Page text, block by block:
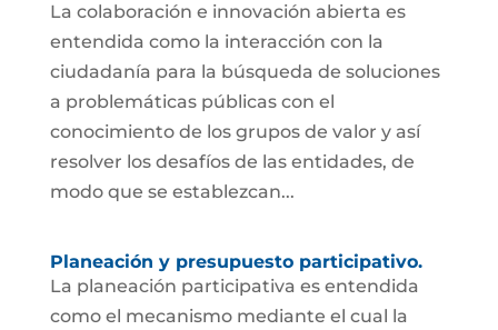
La colaboración e innovación abierta es
entendida como la interacción con la
ciudadanía para la búsqueda de soluciones
a problemáticas públicas con el
conocimiento de los grupos de valor y así
resolver los desafíos de las entidades, de
modo que se establezcan...
Planeación y presupuesto participativo.
La planeación participativa es entendida
como el mecanismo mediante el cual la